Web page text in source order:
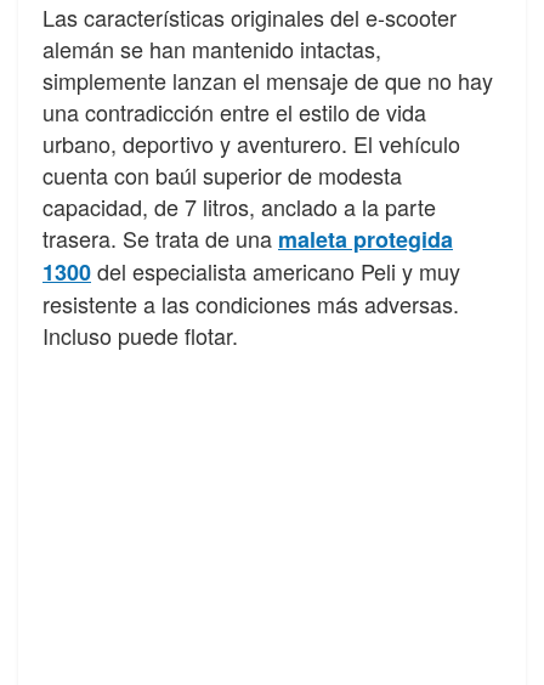
Las características originales del e-scooter
alemán se han mantenido intactas,
simplemente lanzan el mensaje de que no hay
una contradicción entre el estilo de vida
urbano, deportivo y aventurero. El vehículo
cuenta con baúl superior de modesta
capacidad, de 7 litros, anclado a la parte
trasera. Se trata de una maleta protegida
1300del especialista americano Peli y muy
resistente a las condiciones más adversas.
Incluso puede flotar.